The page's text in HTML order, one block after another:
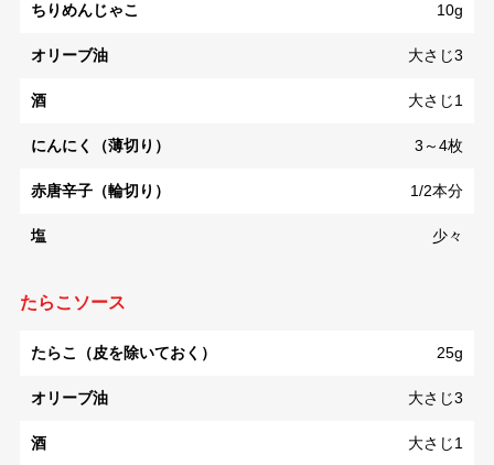
ちりめんじゃこ 10g
オリーブ油 大さじ3
酒 大さじ1
にんにく（薄切り） 3～4枚
赤唐辛子（輪切り） 1/2本分
塩 少々
たらこソース
たらこ（皮を除いておく） 25g
オリーブ油 大さじ3
酒 大さじ1